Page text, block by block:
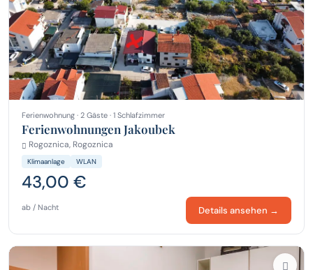
Ferienwohnung · 2 Gäste · 1 Schlafzimmer
Ferienwohnungen Jakoubek
Rogoznica, Rogoznica
Klimaanlage WLAN
43,00 €
ab / Nacht Details ansehen →